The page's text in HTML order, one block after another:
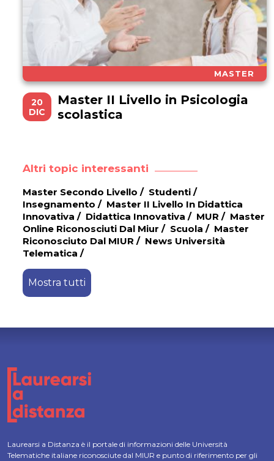
MASTER
20
DIC
Master II Livello in Psicologia
scolastica
Altri topic interessanti
Master Secondo Livello / Studenti /
Insegnamento / Master II Livello In Didattica
Innovativa / Didattica Innovativa / MUR / Master
Online Riconosciuti Dal Miur / Scuola / Master
Riconosciuto Dal MIUR / News Università
Telematica /
Mostra tutti
Laurearsi a Distanza è il portale di informazioni delle Università
Telematiche italiane riconosciute dal MIUR e punto di riferimento per gli